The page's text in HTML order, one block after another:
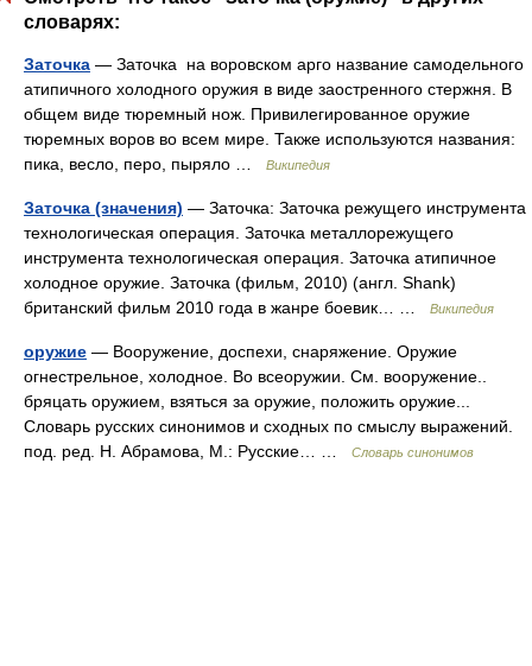
словарях:
Заточка — Заточка на воровском арго название самодельного
атипичного холодного оружия в виде заостренного стержня. В
общем виде тюремный нож. Привилегированное оружие
тюремных воров во всем мире. Также используются названия:
пика, весло, перо, пыряло …
Википедия
Заточка (значения) — Заточка: Заточка режущего инструмента
технологическая операция. Заточка металлорежущего
инструмента технологическая операция. Заточка атипичное
холодное оружие. Заточка (фильм, 2010) (англ. Shank)
британский фильм 2010 года в жанре боевик… …
Википедия
оружие — Вооружение, доспехи, снаряжение. Оружие
огнестрельное, холодное. Во всеоружии. См. вооружение..
бряцать оружием, взяться за оружие, положить оружие...
Словарь русских синонимов и сходных по смыслу выражений.
под. ред. Н. Абрамова, М.: Русские… …
Словарь синонимов